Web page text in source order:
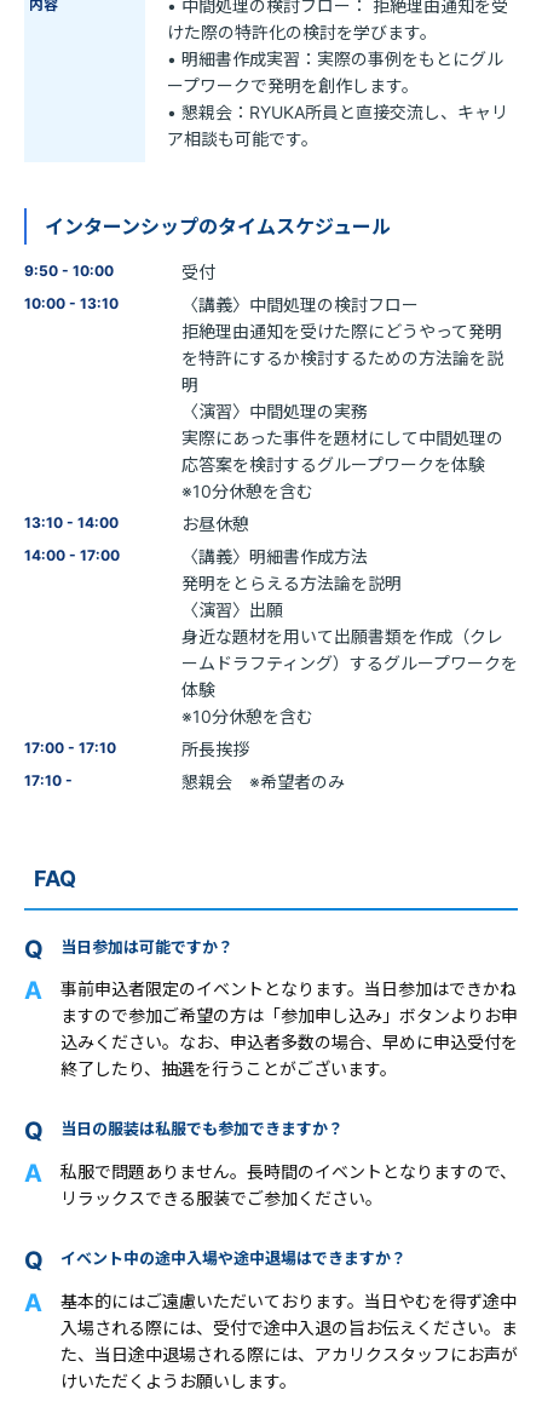
内容
• 中間処理の検討フロー： 拒絶理由通知を受
けた際の特許化の検討を学びます。
• 明細書作成実習：実際の事例をもとにグル
ープワークで発明を創作します。
• 懇親会：RYUKA所員と直接交流し、キャリ
ア相談も可能です。
インターンシップのタイムスケジュール
9:50 - 10:00 受付
10:00 - 13:10
〈講義〉中間処理の検討フロー
拒絶理由通知を受けた際にどうやって発明
を特許にするか検討するための方法論を説
明
〈演習〉中間処理の実務
実際にあった事件を題材にして中間処理の
応答案を検討するグループワークを体験
※10分休憩を含む
13:10 - 14:00 お昼休憩
14:00 - 17:00
〈講義〉明細書作成方法
発明をとらえる方法論を説明
〈演習〉出願
身近な題材を用いて出願書類を作成（クレ
ームドラフティング）するグループワークを
体験
※10分休憩を含む
17:00 - 17:10 所長挨拶
17:10 - 懇親会 ※希望者のみ
FAQ
当日参加は可能ですか？
事前申込者限定のイベントとなります。当日参加はできかね
ますので参加ご希望の方は「参加申し込み」ボタンよりお申
込みください。なお、申込者多数の場合、早めに申込受付を
終了したり、抽選を行うことがございます。
当日の服装は私服でも参加できますか？
私服で問題ありません。長時間のイベントとなりますので、
リラックスできる服装でご参加ください。
イベント中の途中入場や途中退場はできますか？
基本的にはご遠慮いただいております。当日やむを得ず途中
入場される際には、受付で途中入退の旨お伝えください。ま
た、当日途中退場される際には、アカリクスタッフにお声が
けいただくようお願いします。